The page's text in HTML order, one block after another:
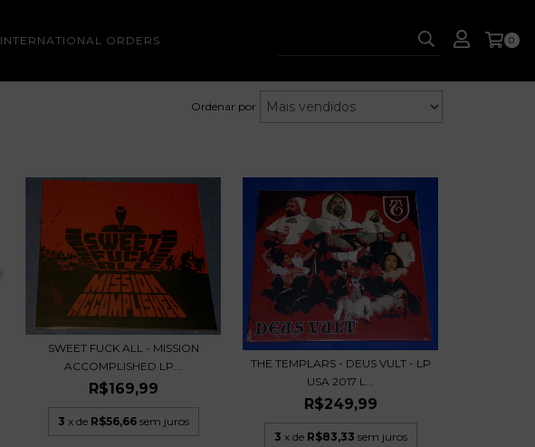
INTERNATIONAL ORDERS 0
Ordenar por
SWEET FUCK ALL - MISSION
ACCOMPLISHED LP...
R$169,99
3 x de R$56,66 sem juros
THE TEMPLARS - DEUS VULT - LP
USA 2017 L...
R$249,99
3 x de R$83,33 sem juros